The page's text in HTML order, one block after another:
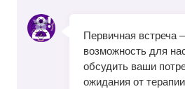
Первичная встреча
возможность для
обсудить ваши
ожидания от